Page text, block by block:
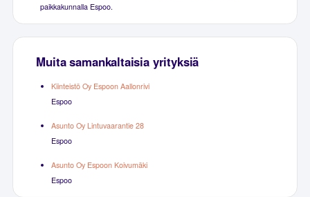
paikkakunnalla Espoo.
Muita samankaltaisia yrityksiä
Kiinteistö Oy Espoon Aallonrivi
Espoo
Asunto Oy Lintuvaarantie 28
Espoo
Asunto Oy Espoon Koivumäki
Espoo